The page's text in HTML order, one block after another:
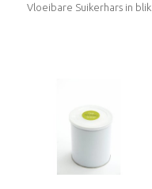
Vloeibare Suikerhars in blik